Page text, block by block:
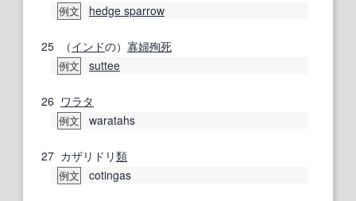
例文 hedge sparrow
25 （インドの） 寡婦殉死
例文 suttee
26 ワラタ
例文 waratahs
27 カザリドリ類
例文 cotingas